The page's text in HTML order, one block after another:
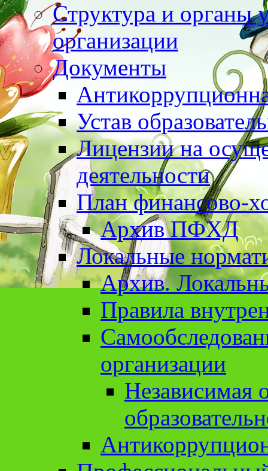
Структура и органы
организации
Документы
Устав
Лицензии на
деятельности
План финансово-
Архив ПФХД
Локальные
Архив.
Правила
организации
Независимая